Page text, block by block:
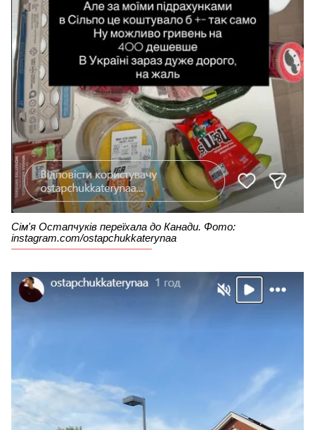
Сім'я Остапчуків переїхала до Канади. Фото:
instagram.com/ostapchukkaterynaa